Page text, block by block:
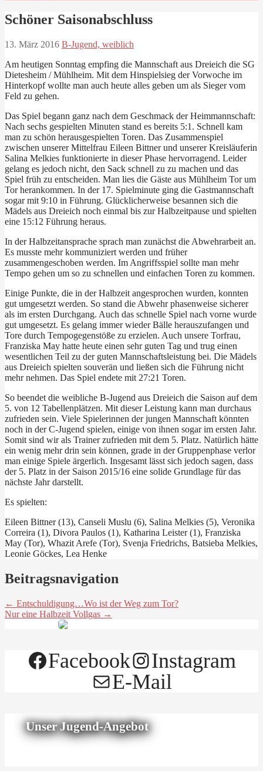
Schöner Saisonabschluss
13. März 2016 B-Jugend, weiblich
Am heutigen Sonntag empfing die Mannschaft aus Dreieich die SG
Dietesheim / Mühlheim. Mit dem Hinspielsieg der Vorwoche im
Hinterkopf wollte man auch heute alles geben um als Sieger vom
Feld zu gehen.
Das Spiel begann ganz nach dem Geschmack der Heimmannschaft:
Nach sechs gespielten Minuten stand es bereits 5:1. Schnell kam
man zu schön herausgespielten Toren. Das Zusammenspiel
zwischen unserer Mittelfrau Eileen Bittner und unserer Kreisläuferin
Salina Melkies funktionierte in dieser Phase hervorragend. Leider
gelang es jedoch nicht, den Sack schnell zu zu machen und das
Spiel früh zu entscheiden. Man lies die Gäste aus Mühlheim Tor um
Tor herankommen. In der 17. Spielminute ging die Gastmannschaft
sogar mit 9:10 in Führung. Glücklicherweise besannen sich die
Mädels aus Dreieich noch einmal bis zur Halbzeitpause und spielten
eine 15:12 Führung heraus.
In der Halbzeitansprache sprach man zunächst die Abwehrarbeit an.
Es musste mehr kommuniziert werden und früher
zusammengeschoben werden. Im Angriffsspiel sollte man mehr
Tempo gehen um so zu schnellen und einfachen Toren zu kommen.
Einige Punkte, die in der Halbzeit angesprochen wurden, konnten
gut umgesetzt werden. So stand die Abwehr phasenweise sicherer
als im ersten Durchgang. Auch das schnelle Spiel nach vorne wurde
gut umgesetzt. Es gelang immer wieder Bälle herauszufangen und
Tore durch Tempogegenstöße zu erzielen. Auch unsere Torfrau,
Franziska May hatte heute einen sehr guten Tag und trug einen
wesentlichen Teil zu der guten Mannschaftsleistung bei. Die Mädels
aus Dreieich spielten souverän und ließen sich die Führung nicht
mehr nehmen. Das Spiel endete mit 27:21 Toren.
So beendet die weibliche B-Jugend aus Dreieich die Saison auf dem
5. von 12 Tabellenplätzen. Mit dieser Leistung kann man durchaus
zufrieden sein. Viele Spielerinnen der jungen Mannschaft könnten
noch in der C-Jugend spielen, einige von ihnen sogar im ersten Jahr.
Somit sind wir als Trainer zufrieden mit dem 5. Platz. Natürlich hätte
ein wenig mehr drin sein können, grade in der Gruppenphase verlor
man einige Spiele ärgerlich. Insgesamt lässt sich jedoch sagen, dass
der 5. Platz in der Saison 2015/16 eine solide Grundlage für das
nächste Jahr darstellt.
Es spielten:
Eileen Bittner (13), Canseli Muslu (6), Salina Melkies (5), Veronika
Correira (1), Divora Paulos (1), Katharina Leister (1), Franziska
May (Tor), Whazit Arefe (Tor), Svenja Friedrichs, Batsieba Melkies,
Leonie Göckes, Lea Henke
Beitragsnavigation
← Entschuldigung…Wo ist der Weg zum Tor?
Nur eine Halbzeit Vollgas →
Facebook
Instagram
E-Mail
Unser Jugend-Angebot